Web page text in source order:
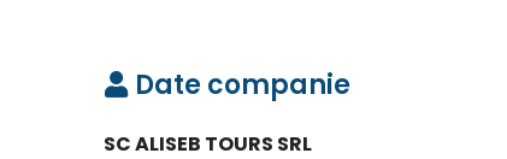
Date companie
SC ALISEB TOURS SRL